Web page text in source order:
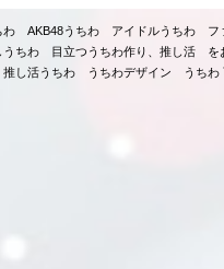
わ AKB48うちわ アイドルうちわ
うちわ 目立つうちわ作り、推し活 を
し活うちわ うちわデザイン うちわ